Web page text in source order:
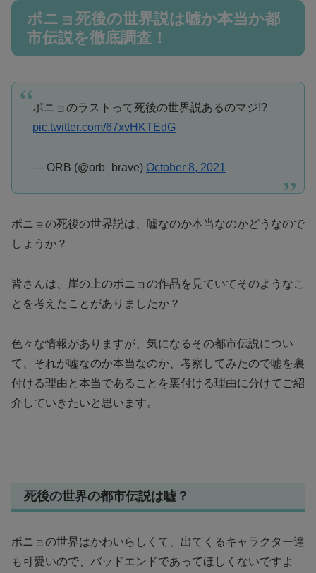
ポニョ死後の世界説は嘘か本当か都
市伝説を徹底調査！
ポニョのラストって死後の世界説あるのマジ!?
pic.twitter.com/67xvHKTEdG
— ORB (@orb_brave) October 8, 2021
ポニョの死後の世界説は、嘘なのか本当なのかどうなので
しょうか？
皆さんは、崖の上のポニョの作品を見ていてそのようなこ
とを考えたことがありましたか？
色々な情報がありますが、気になるその都市伝説につい
て、それが嘘なのか本当なのか、考察してみたので嘘を裏
付ける理由と本当であることを裏付ける理由に分けてご紹
介していきたいと思います。
死後の世界の都市伝説は嘘？
ポニョの世界はかわいらしくて、出てくるキャラクター達
も可愛いので、バッドエンドであってほしくないですよ